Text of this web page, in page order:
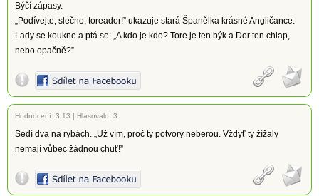
Býčí zápasy.
„Podívejte, slečno, toreador!” ukazuje stará Španělka krásné Angličance.
Lady se koukne a ptá se: „A kdo je kdo? Tore je ten býk a Dor ten chlap,
nebo opačně?”
Hodnocení: 3.13 | Hlasovalo: 3
Sedí dva na rybách. „Už vím, proč ty potvory neberou. Vždyť ty žížaly
nemají vůbec žádnou chuť!”